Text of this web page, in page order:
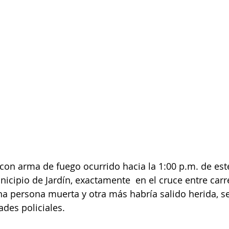
arma de fuego ocurrido hacia la 1:00 p.m. de
de Jardín, exactamente  en el cruce entre
persona muerta y otra más habría salido herida,
policiales.